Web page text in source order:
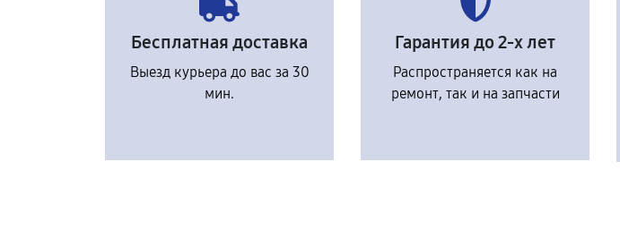
Бесплатная доставка
Выезд курьера до вас за 30
мин.
Гарантия до 2-х лет
Распространяется как на
ремонт, так и на запчасти